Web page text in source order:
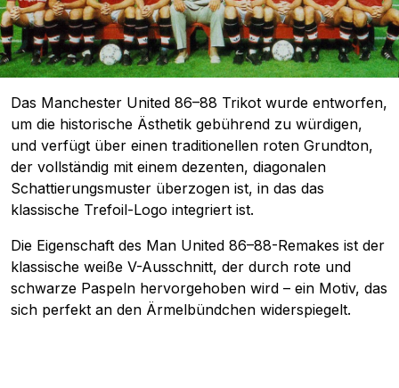
Das Manchester United 86–88 Trikot wurde entworfen,
um die historische Ästhetik gebührend zu würdigen,
und verfügt über einen traditionellen roten Grundton,
der vollständig mit einem dezenten, diagonalen
Schattierungsmuster überzogen ist, in das das
klassische Trefoil-Logo integriert ist.
Die Eigenschaft des Man United 86–88-Remakes ist der
klassische weiße V-Ausschnitt, der durch rote und
schwarze Paspeln hervorgehoben wird – ein Motiv, das
sich perfekt an den Ärmelbündchen widerspiegelt.